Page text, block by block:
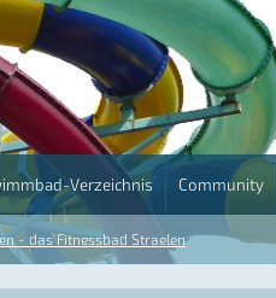
Verzeichnis Community
- das Fitnessbad Straelen